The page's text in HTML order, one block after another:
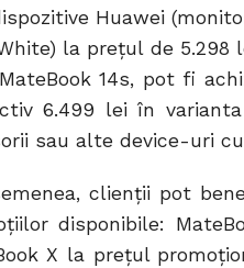
Huawei
la prețul de 5.298
14s, pot fi
6.499 lei în
sau alte device-uri
clienții pot
disponibile:
X la prețul